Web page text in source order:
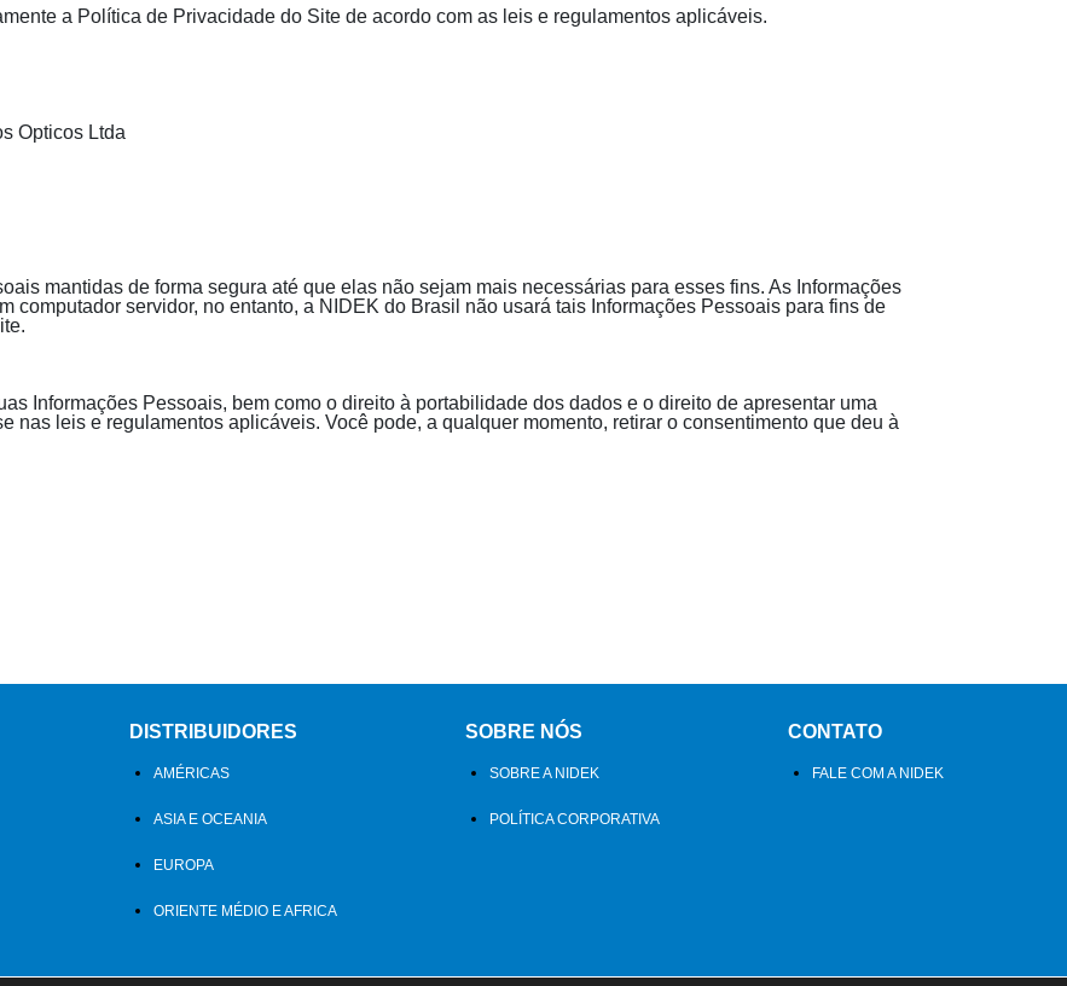
a Política de Privacidade do Site de acordo com as leis e regulamentos aplicáveis.
Opticos Ltda
mantidas de forma segura até que elas não sejam mais necessárias para esses fins. As Informações
computador servidor, no entanto, a NIDEK do Brasil não usará tais Informações Pessoais para fins de
Informações Pessoais, bem como o direito à portabilidade dos dados e o direito de apresentar uma
nas leis e regulamentos aplicáveis. Você pode, a qualquer momento, retirar o consentimento que deu à
DISTRIBUIDORES
AMÉRICAS
ASIA E OCEANIA
EUROPA
ORIENTE MÉDIO E AFRICA
SOBRE NÓS
SOBRE A NIDEK
POLÍTICA CORPORATIVA
CONTATO
FALE COM A NIDEK